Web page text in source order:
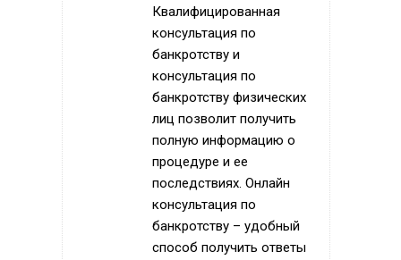
Квалифицированная
консультация по
банкротству и
консультация по
банкротству физических
лиц позволит получить
полную информацию о
процедуре и ее
последствиях. Онлайн
консультация по
банкротству – удобный
способ получить ответы